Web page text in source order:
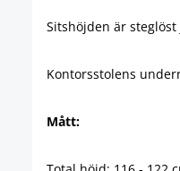
Sitshöjden är
Kontorsstolens
Mått: